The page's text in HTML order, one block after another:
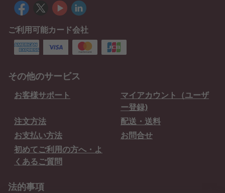
ご利用可能カード会社
その他のサービス
お客様サポート
マイアカウント（ユーザ
ー登録)
注文方法
配送・送料
お支払い方法
お問合せ
初めてご利用の方へ・よ
くあるご質問
法的事項